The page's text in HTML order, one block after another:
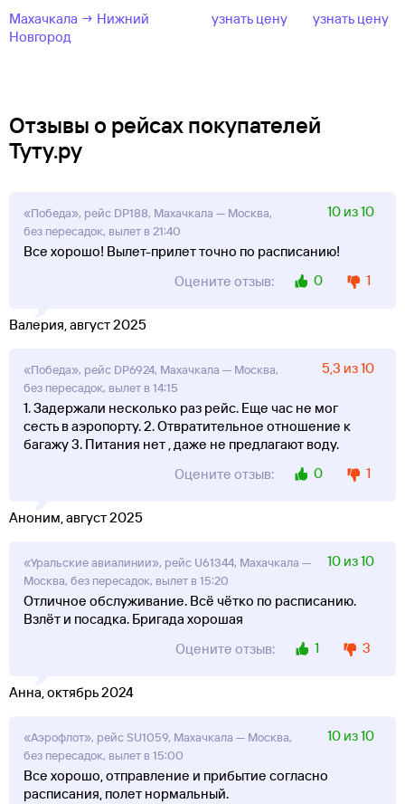
Махачкала → Нижний
Новгород
узнать цену узнать цену
Отзывы о рейсах покупателей
Туту.ру
«Победа», рейс DP188, Махачкала — Москва,
без пересадок, вылет в 21:40
10 из 10
Все хорошо! Вылет-прилет точно по расписанию!
Оцените отзыв:
0 1
Валерия, август 2025
«Победа», рейс DP6924, Махачкала — Москва,
без пересадок, вылет в 14:15
5,3 из 10
1. Задержали несколько раз рейс. Еще час не мог
сесть в аэропорту. 2. Отвратительное отношение к
багажу 3. Питания нет , даже не предлагают воду.
Оцените отзыв:
0 1
Аноним, август 2025
«Уральские авиалинии», рейс U61344, Махачкала —
Москва, без пересадок, вылет в 15:20
10 из 10
Отличное обслуживание. Всё чётко по расписанию.
Взлёт и посадка. Бригада хорошая
Оцените отзыв:
1 3
Анна, октябрь 2024
«Аэрофлот», рейс SU1059, Махачкала — Москва,
без пересадок, вылет в 15:00
10 из 10
Все хорошо, отправление и прибытие согласно
расписания, полет нормальный.